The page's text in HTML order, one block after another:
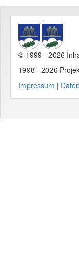
© 1999 - 2026
1998 - 2026
Impressum |